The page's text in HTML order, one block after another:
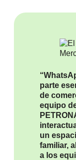
parte
de
equipo
un
familiar,
a los